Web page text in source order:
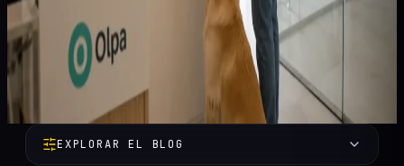
EXPLORAR EL BLOG